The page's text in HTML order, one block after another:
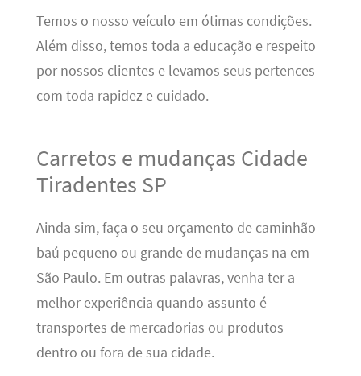
Temos o nosso veículo em ótimas condições.
Além disso, temos toda a educação e respeito
por nossos clientes e levamos seus pertences
com toda rapidez e cuidado.
Carretos e mudanças Cidade
Tiradentes SP
Ainda sim, faça o seu orçamento de caminhão
baú pequeno ou grande de mudanças na em
São Paulo. Em outras palavras, venha ter a
melhor experiência quando assunto é
transportes de mercadorias ou produtos
dentro ou fora de sua cidade.